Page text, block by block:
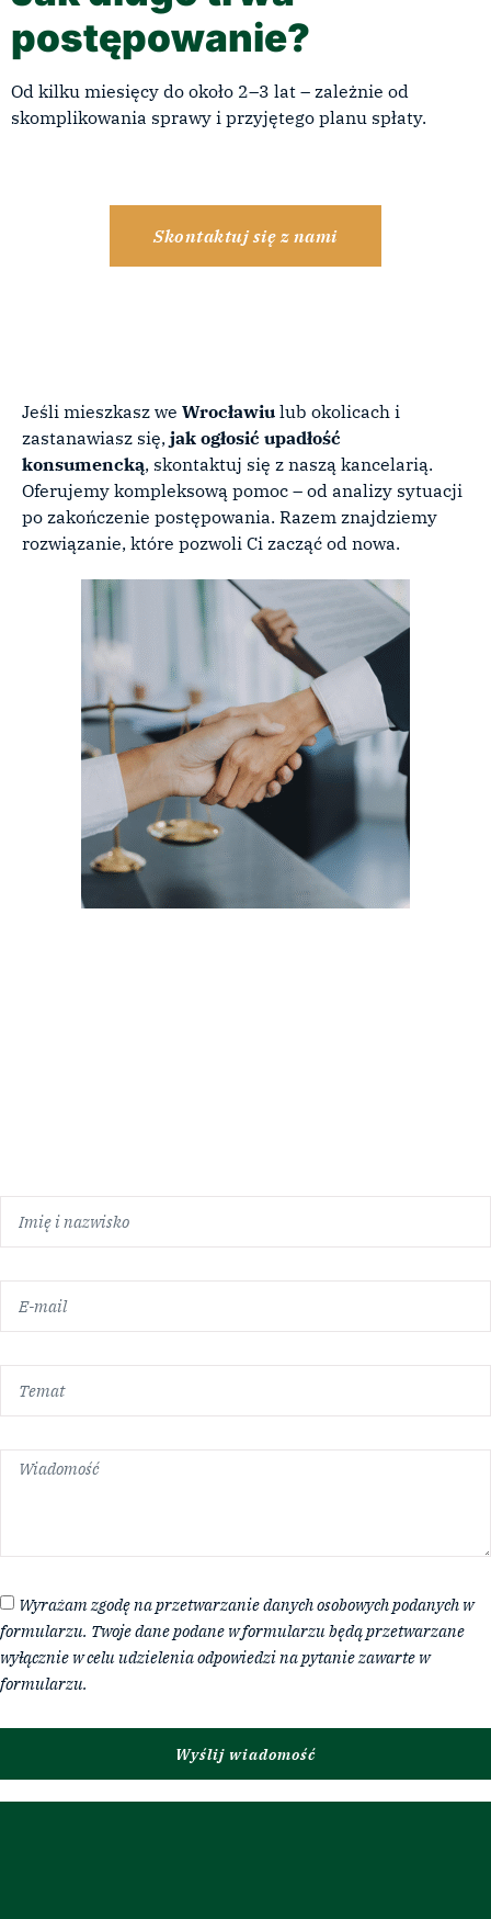
postępowanie?
Od kilku miesięcy do około 2–3 lat – zależnie od
skomplikowania sprawy i przyjętego planu spłaty.
Skontaktuj się z nami
Jeśli mieszkasz we Wrocławiu lub okolicach i
zastanawiasz się, jak ogłosić upadłość
konsumencką, skontaktuj się z naszą kancelarią.
Oferujemy kompleksową pomoc – od analizy sytuacji
po zakończenie postępowania. Razem znajdziemy
rozwiązanie, które pozwoli Ci zacząć od nowa.
Wyrażam zgodę na przetwarzanie danych osobowych podanych w
formularzu. Twoje dane podane w formularzu będą przetwarzane
wyłącznie w celu udzielenia odpowiedzi na pytanie zawarte w
formularzu.
Wyślij wiadomość